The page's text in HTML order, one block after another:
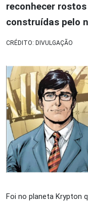
reconhecer
construídas pelo
CRÉDITO: DIVULGAÇÃO
Foi no planeta Krypton